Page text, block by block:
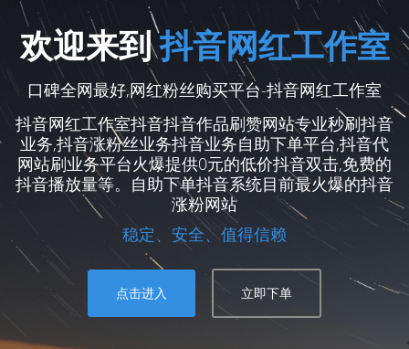
欢迎来到抖音网红工作室
口碑全网最好,网红粉丝购买平台-抖音网红工作室
抖音网红工作室抖音抖音作品刷赞网站专业秒刷抖音
业务,抖音涨粉丝业务抖音业务自助下单平台,抖音代
网站刷业务平台火爆提供0元的低价抖音双击,免费的
抖音播放量等。自助下单抖音系统目前最火爆的抖音
涨粉网站
稳定、安全、值得信赖
点击进入 立即下单